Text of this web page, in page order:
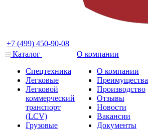
+7 (499) 450-90-08
Каталог
Спецтехника
Легковые
Легковой
коммерческий
транспорт
(LCV)
Грузовые
О компании
О компании
Преимущества
Производство
Отзывы
Новости
Вакансии
Документы